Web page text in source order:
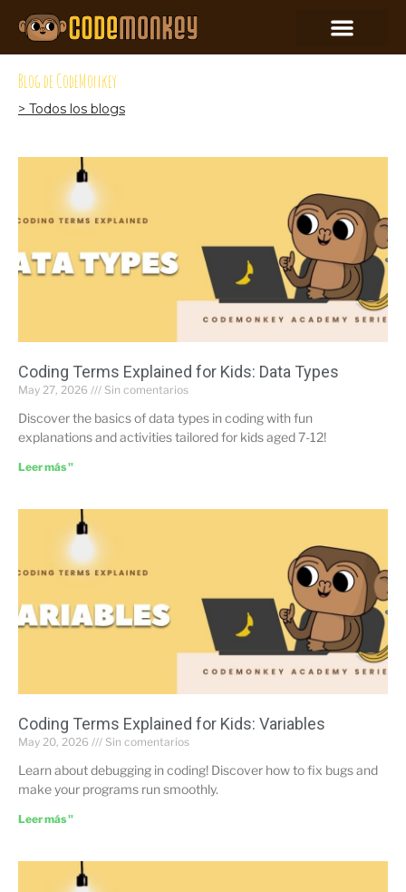
Blog de CodeMonkey
> Todos los blogs
Coding Terms Explained for Kids: Data Types
May 27, 2026 Sin comentarios
Discover the basics of data types in coding with fun
explanations and activities tailored for kids aged 7-12!
Leer más "
Coding Terms Explained for Kids: Variables
May 20, 2026 Sin comentarios
Learn about debugging in coding! Discover how to fix bugs and
make your programs run smoothly.
Leer más "